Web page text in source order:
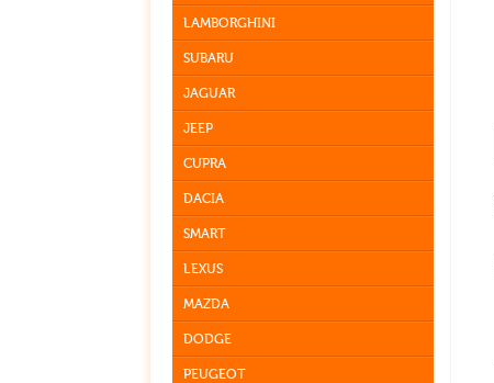
LAMBORGHINI
SUBARU
JAGUAR
JEEP
CUPRA
DACIA
SMART
LEXUS
MAZDA
DODGE
PEUGEOT